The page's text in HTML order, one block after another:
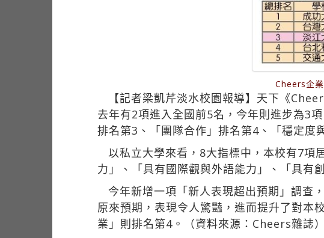
Cheers企
【記者梁凱芹淡水校園報導】天下《
去年有2項進入全國前5名，今年則進步為3
排名第3、「團隊合作」排名第4、「穩定度
以私立大學來看，8大指標中，本校有7項
力」、「具有國際觀與外語能力」、「具有
今年新增一項「新人表現超出預期」調查
原來預期，表現令人驚豔，進而提升了對本
業」則排名第4。（資料來源：Cheers雜誌）